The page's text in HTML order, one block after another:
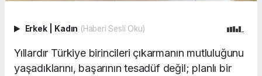
Erkek Kadın (Haberi Sesli Oku)
Yıllardır Türkiye birincileri çıkarmanın mutluluğunu
yaşadıklarını, başarının tesadüf değil; planlı bir